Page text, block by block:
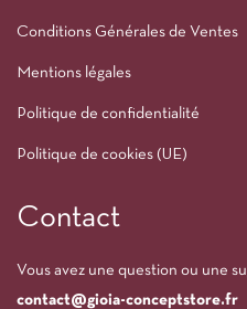
Conditions Générales de Ventes
Mentions légales
Politique de confidentialité
Politique de cookies (UE)
Contact
Vous avez une question ou une
contact@gioia-conceptstore.fr